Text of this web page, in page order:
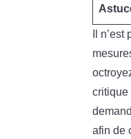
Il
critique
afin de